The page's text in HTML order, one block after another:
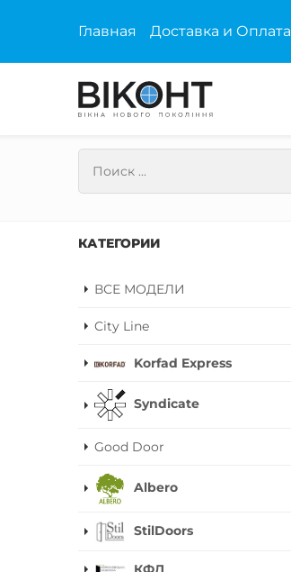
Главная Доставка и Оплата
КАТЕГОРИИ
ВСЕ МОДЕЛИ
City Line
Korfad Express
Syndicate
Good Door
Albero
StilDoors
КФД